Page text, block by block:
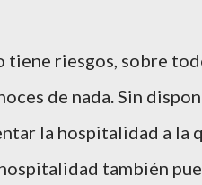
riesgos, sobre
de nada. Sin
la hospitalidad a la
también